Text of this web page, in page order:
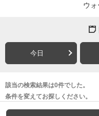
ウ
今日
該当の検索結果は0件でした。
条件を変えてお探しください。